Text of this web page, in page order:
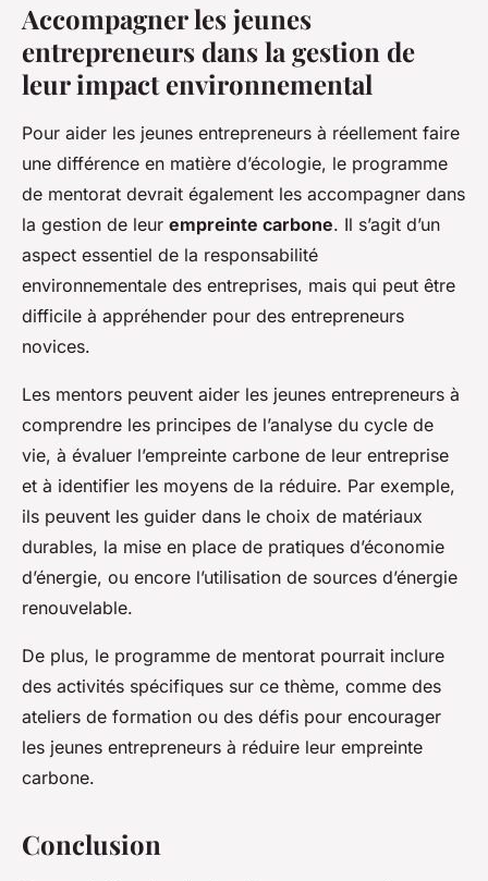
Accompagner les jeunes
entrepreneurs dans la gestion de
leur impact environnemental
Pour aider les jeunes entrepreneurs à réellement faire
une différence en matière d’écologie, le programme
de mentorat devrait également les accompagner dans
la gestion de leur empreinte carbone. Il s’agit d’un
aspect essentiel de la responsabilité
environnementale des entreprises, mais qui peut être
difficile à appréhender pour des entrepreneurs
novices.
Les mentors peuvent aider les jeunes entrepreneurs à
comprendre les principes de l’analyse du cycle de
vie, à évaluer l’empreinte carbone de leur entreprise
et à identifier les moyens de la réduire. Par exemple,
ils peuvent les guider dans le choix de matériaux
durables, la mise en place de pratiques d’économie
d’énergie, ou encore l’utilisation de sources d’énergie
renouvelable.
De plus, le programme de mentorat pourrait inclure
des activités spécifiques sur ce thème, comme des
ateliers de formation ou des défis pour encourager
les jeunes entrepreneurs à réduire leur empreinte
carbone.
Conclusion